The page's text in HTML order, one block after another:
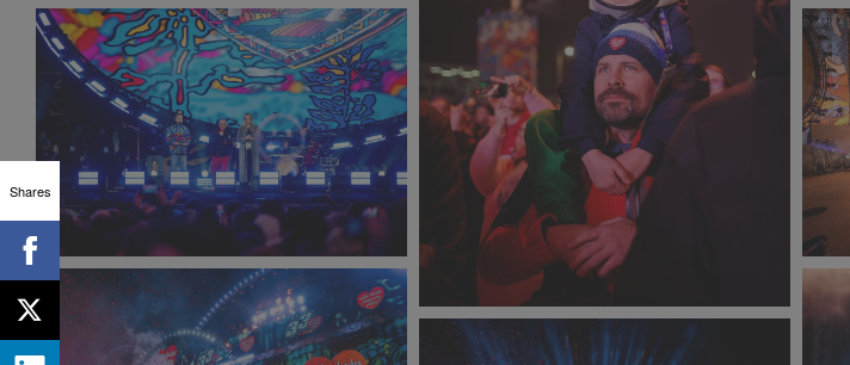
33F_Marcin_Zielinski_-7_small_1600x1066.jpg
549 KB
33F_Dominik_Malik_0842_small_1600x1066.jpg
594 KB 33F_Marcin_Zielinski_-6_small_1066x1600.jpg
Shares